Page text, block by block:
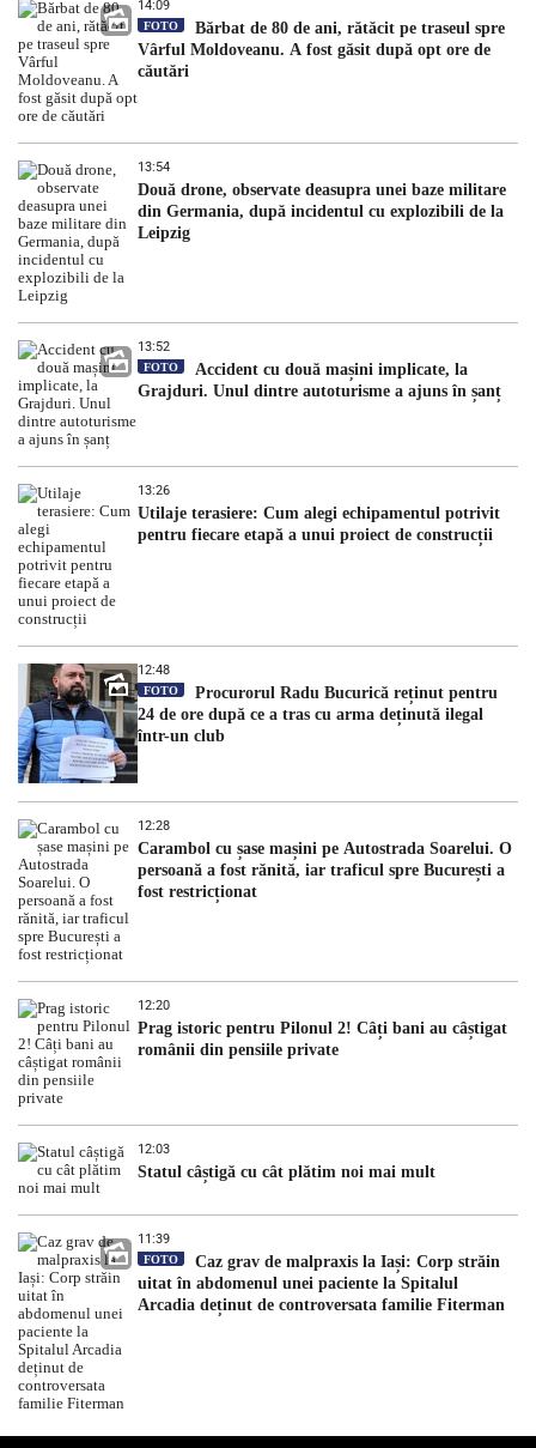
14:09
FOTO
Bărbat de 80 de ani, rătăcit pe traseul spre
Vârful Moldoveanu. A fost găsit după opt ore de
căutări
13:54
Două drone, observate deasupra unei baze militare
din Germania, după incidentul cu explozibili de la
Leipzig
13:52
FOTO
Accident cu două mașini implicate, la
Grajduri. Unul dintre autoturisme a ajuns în șanț
13:26
Utilaje terasiere: Cum alegi echipamentul potrivit
pentru fiecare etapă a unui proiect de construcții
12:48
FOTO
Procurorul Radu Bucurică reținut pentru
24 de ore după ce a tras cu arma deținută ilegal
într-un club
12:28
Carambol cu șase mașini pe Autostrada Soarelui. O
persoană a fost rănită, iar traficul spre București a
fost restricționat
12:20
Prag istoric pentru Pilonul 2! Câți bani au câștigat
românii din pensiile private
12:03
Statul câștigă cu cât plătim noi mai mult
11:39
FOTO
Caz grav de malpraxis la Iași: Corp străin
uitat în abdomenul unei paciente la Spitalul
Arcadia deținut de controversata familie Fiterman